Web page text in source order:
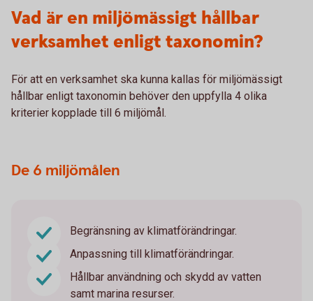
Vad är en miljömässigt hållbar
verksamhet enligt taxonomin?
För att en verksamhet ska kunna kallas för miljömässigt
hållbar enligt taxonomin behöver den uppfylla 4 olika
kriterier kopplade till 6 miljömål.
De 6 miljömålen
Begränsning av klimatförändringar.
Anpassning till klimatförändringar.
Hållbar användning och skydd av vatten
samt marina resurser.